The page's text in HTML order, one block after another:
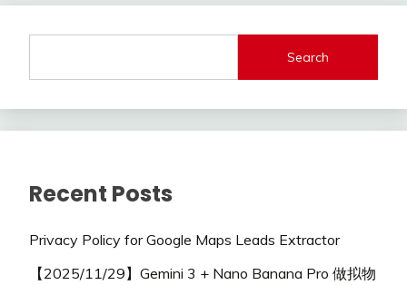
Search
Recent Posts
Privacy Policy for Google Maps Leads Extractor
【2025/11/29】Gemini 3 + Nano Banana Pro 做拟物